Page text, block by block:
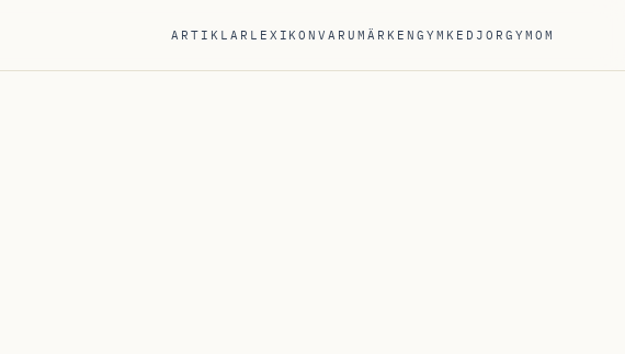
ARTIKLAR LEXIKONVARUMÄRKENGYMKEDJORGYMOM